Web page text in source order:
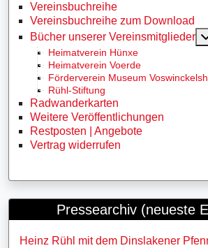
Vereinsbuchreihe
Vereinsbuchreihe zum Download
Bücher unserer Vereinsmitglieder
Heimatverein Hünxe
Heimatverein Voerde
Förderverein Museum
Rühl-Stiftung
Radwanderkarten
Weitere Veröffentlichungen
Restposten | Angebote
Vertrag widerrufen
Pressearchiv (neueste
Heinz Rühl mit dem Dinslakener